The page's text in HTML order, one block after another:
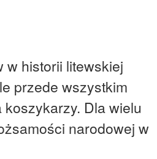
w historii litewskiej
przede wszystkim
Dla wielu
narodowej w